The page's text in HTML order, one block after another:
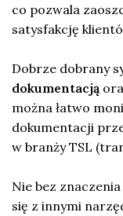
co pozwala
satysfakcję
Dobrze dobrany
dokumentacją
można łatwo
dokumentacji
w branży TSL
Nie bez
się z innymi